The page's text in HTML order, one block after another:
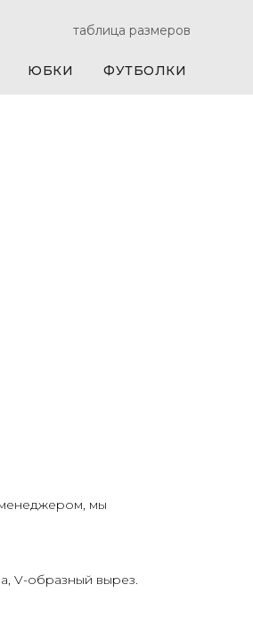
таблица размеров
ЮБКИ
ФУТБОЛКИ
мы
V-образный вырез.